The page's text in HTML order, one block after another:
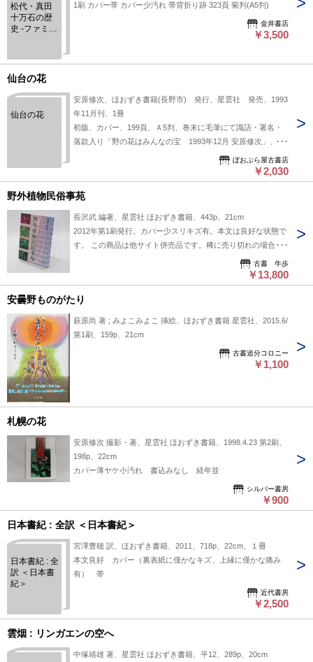
松代・真田
十万石の歴
史 -ファミリ
-退職科学者
の道楽先祖
探訪記-
1刷 カバー帯 カバー少汚れ 帯背折り跡 323頁 菊判(A5判)
金井書店
￥3,500
仙台の花
仙台の花
安原修次、ほおずき書籍(長野市) 発行、星雲社 発売、1993
年11月刊、1冊
初版、カバー、199頁、Ａ5判、巻末に毛筆にて識語・署名・
落款入り「野の花はみんなの宝 1993年12月 安原修次」、定
ぼおぶら屋古書店
￥2,030
野外植物民俗事苑
長沢武 編著、星雲社 ほおずき書籍、443p、21cm
2012年第1刷発行。カバー少スリキズ有。本文は良好な状態で
す。 この商品は他サイト併売品です。稀に売り切れの場合が
古書 牛歩
￥13,800
安曇野ものがたり
萩原尚 著 ; みよこみよこ 挿絵、ほおずき書籍 星雲社、2015.6/
第1刷、159p、21cm
古書追分コロニー
￥1,100
札幌の花
安原修次 撮影・著、星雲社 ほおずき書籍、1998.4.23 第2刷、
198p、22cm
カバー薄ヤケ小汚れ 書込みなし 経年並
シルバー書房
￥900
日本書紀 : 全訳 ＜日本書紀＞
日本書紀 : 全
訳 ＜日本書
紀＞
宮澤豊穂 訳、ほおずき書籍、2011、718p、22cm、１冊
本文良好 カバー（裏表紙に僅かなキズ、上縁に僅かな痛み
有） 帯
近代書房
￥2,500
雲烟 : リンガエンの空へ
中塚靖雄 著、星雲社 ほおずき書籍、平12、289p、20cm